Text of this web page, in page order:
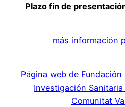
Plazo fin de
más información
Página web de
Investigación
Comunitat